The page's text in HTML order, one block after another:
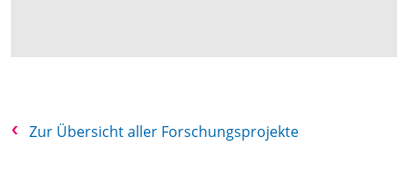
Zur Übersicht aller Forschungsprojekte